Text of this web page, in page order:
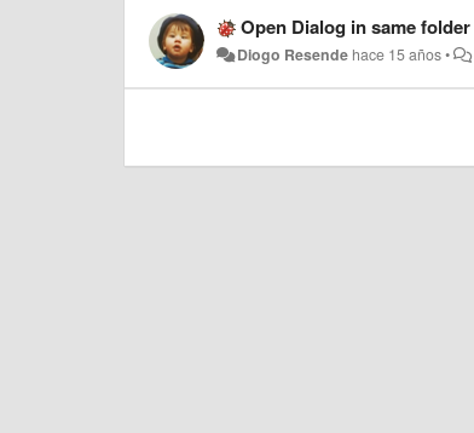
Open Dialog in same
Diogo Resende hace 15 años•